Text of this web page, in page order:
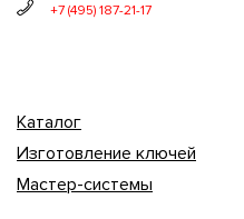
+7 (495) 187-21-17
Каталог
Изготовление ключей
Мастер-системы